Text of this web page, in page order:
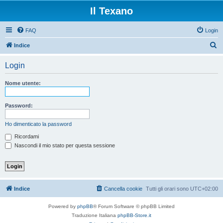
Il Texano
FAQ Login
Indice
Login
Nome utente:
Password:
Ho dimenticato la password
Ricordami
Nascondi il mio stato per questa sessione
Indice Tutti gli orari sono UTC+02:00
Cancella cookie
Powered by phpBB® Forum Software © phpBB Limited
Traduzione Italiana phpBB-Store.it